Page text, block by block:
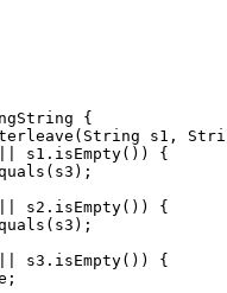
{
(String s1,
s1.isEmpty()) {
s2.isEmpty()) {
s3.isEmpty()) {
;